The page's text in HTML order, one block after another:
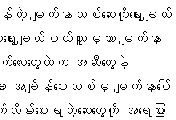
က်နှာသစ်ဆေးကိုရွေးချယ်
းချယ်ဝယ်ယူမှသာ မျက်နှာ
က်လေးတွေထဲက အဆီတွေနဲ့
ျိန်ပေးသစ်မှ မျက်နှာပေါ်
ပေးရတဲ့ဆေးတွေကို အရေပြား